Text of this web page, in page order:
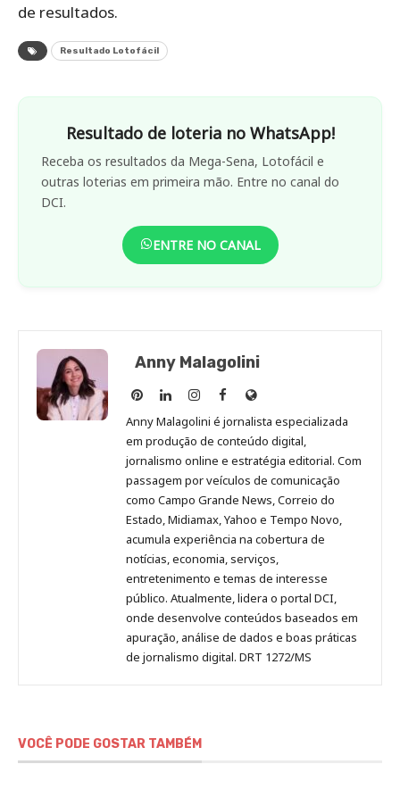
de resultados.
Resultado Lotofácil
Resultado de loteria no WhatsApp!
Receba os resultados da Mega-Sena, Lotofácil e
outras loterias em primeira mão. Entre no canal do
DCI.
ENTRE NO CANAL
Anny Malagolini
Anny
Malagolini
no
Pinterest
Anny
Malagolini
no
LinkedIn
Anny
Malagolini
no
Instagram
Anny
Malagolini
no
Facebook
Site
de
Anny
Malagolini
Anny Malagolini é jornalista especializada
em produção de conteúdo digital,
jornalismo online e estratégia editorial. Com
passagem por veículos de comunicação
como Campo Grande News, Correio do
Estado, Midiamax, Yahoo e Tempo Novo,
acumula experiência na cobertura de
notícias, economia, serviços,
entretenimento e temas de interesse
público. Atualmente, lidera o portal DCI,
onde desenvolve conteúdos baseados em
apuração, análise de dados e boas práticas
de jornalismo digital. DRT 1272/MS
VOCÊ PODE GOSTAR TAMBÉM